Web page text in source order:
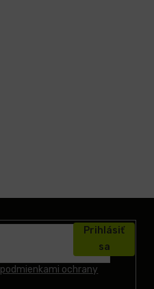
podmienkami ochrany
Prihlásiť
sa